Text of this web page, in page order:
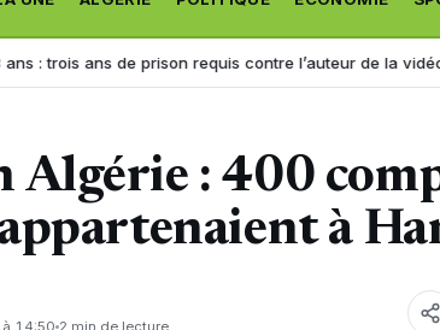
de prison requis contre l’auteur de la vidéo
: 400
à
14:50 2 min de lecture